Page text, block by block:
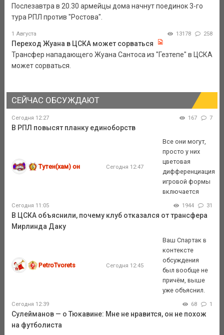
Послезавтра в 20.30 армейцы дома начнут поединок 3-го
тура РПЛ против "Ростова".
1 Августа 13178 258
Переход Жуана в ЦСКА может сорваться
Трансфер нападающего Жуана Сантоса из "Гезтепе" в ЦСКА
может сорваться.
СЕЙЧАС ОБСУЖДАЮТ
Сегодня 12:27 167 7
В РПЛ повысят планку единоборств
Тутен(хам) он Сегодня 12:47
Все они могут,
просто у них
цветовая
дифференциация
игровой формы
включается
Сегодня 11:05 1944 31
В ЦСКА объяснили, почему клуб отказался от трансфера
Мирлинда Даку
PetroTvorets Сегодня 12:45
Ваш Спартак в
контексте
обсуждения
был вообще не
причём, выше
уже объяснил.
Сегодня 12:39 68 1
Сулейманов — о Тюкавине: Мне не нравится, он не похож
на футболиста